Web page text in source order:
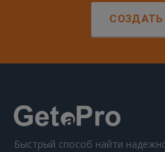
СОЗДАТЬ
Быстрый способ найти